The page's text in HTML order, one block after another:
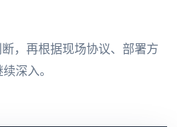
，再根据现场协议、部署方
深入。